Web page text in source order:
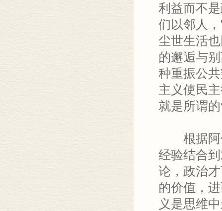
利益而不
们以邻人
尘世生活
的邂逅与
种重振公
主义使民
就是所谓
根据阿伦
经验结合
论，政治
的价值，
义是思维